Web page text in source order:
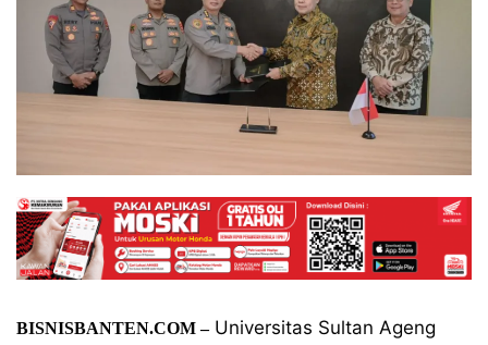
BISNISBANTEN.COM –Universitas Sultan Ageng